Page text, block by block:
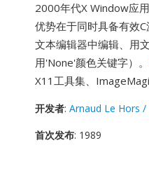
2000年代X Window应
优势在于同时具备有效
文本编辑器中编辑、用
用'None'颜色关键字）。
X11工具集、
开发者: Arnaud Le Hors /
首次发布: 1989